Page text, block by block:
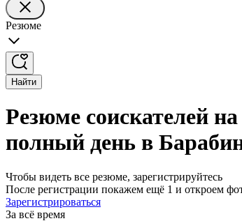
Резюме
Найти
Резюме соискателей
полный день в
Чтобы видеть все резюме, зарегистрируйтесь
После регистрации покажем ещё 1 и откроем
Зарегистрироваться
За всё время